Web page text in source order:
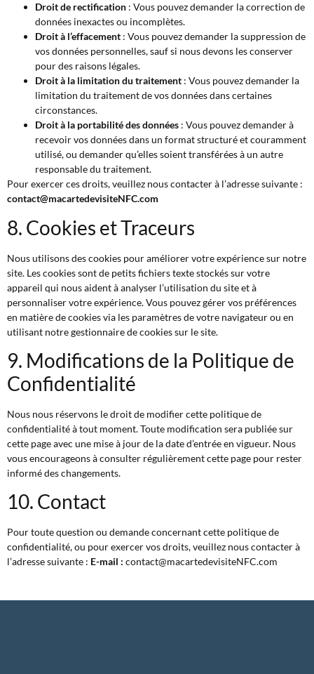
Droit de rectification : Vous pouvez demander la correction de
données inexactes ou incomplètes.
Droit à l’effacement : Vous pouvez demander la suppression de
vos données personnelles, sauf si nous devons les conserver
pour des raisons légales.
Droit à la limitation du traitement : Vous pouvez demander la
limitation du traitement de vos données dans certaines
circonstances.
Droit à la portabilité des données : Vous pouvez demander à
recevoir vos données dans un format structuré et couramment
utilisé, ou demander qu’elles soient transférées à un autre
responsable du traitement.
Pour exercer ces droits, veuillez nous contacter à l’adresse suivante :
contact@macartedevisiteNFC.com
8. Cookies et Traceurs
Nous utilisons des cookies pour améliorer votre expérience sur notre
site. Les cookies sont de petits fichiers texte stockés sur votre
appareil qui nous aident à analyser l’utilisation du site et à
personnaliser votre expérience. Vous pouvez gérer vos préférences
en matière de cookies via les paramètres de votre navigateur ou en
utilisant notre gestionnaire de cookies sur le site.
9. Modifications de la Politique de
Confidentialité
Nous nous réservons le droit de modifier cette politique de
confidentialité à tout moment. Toute modification sera publiée sur
cette page avec une mise à jour de la date d’entrée en vigueur. Nous
vous encourageons à consulter régulièrement cette page pour rester
informé des changements.
10. Contact
Pour toute question ou demande concernant cette politique de
confidentialité, ou pour exercer vos droits, veuillez nous contacter à
l’adresse suivante : E-mail : contact@macartedevisiteNFC.com